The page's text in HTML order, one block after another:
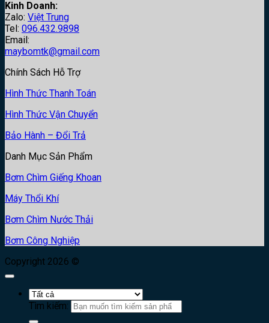
Kinh Doanh:
Zalo: Việt Trung
Tel: 096.432.9898
Email:
maybomtk@gmail.com
Chính Sách Hỗ Trợ
Hình Thức Thanh Toán
Hình Thức Vận Chuyển
Bảo Hành – Đổi Trả
Danh Mục Sản Phẩm
Bơm Chìm Giếng Khoan
Máy Thổi Khí
Bơm Chìm Nước Thải
Bơm Công Nghiệp
Copyright 2026 ©
Tìm kiếm: